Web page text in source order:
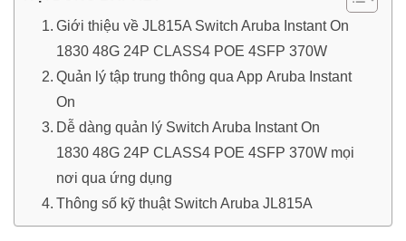
Giới thiệu về JL815A Switch Aruba Instant On
1830 48G 24P CLASS4 POE 4SFP 370W
Quản lý tập trung thông qua App Aruba Instant
On
Dễ dàng quản lý Switch Aruba Instant On
1830 48G 24P CLASS4 POE 4SFP 370W mọi
nơi qua ứng dụng
Thông số kỹ thuật Switch Aruba JL815A